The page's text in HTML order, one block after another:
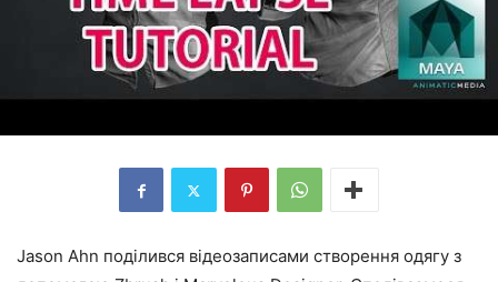
Jason Ahn поділився відеозаписами створення одягу з